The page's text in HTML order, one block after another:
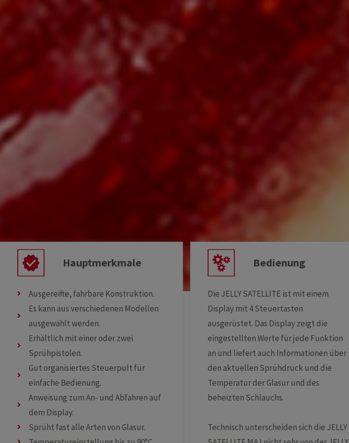
Hauptmerkmale
Ausgereifte, fahrbare Konstruktion.
Es kann aus verschiedenen Modellen
ausgewählt werden.
Erhältlich mit einer oder zwei
Sprühpistolen.
Gut organisiertes Steuerpult für
einfache Bedienung.
Anweisung zum An- und Abfahren auf
dem Display.
Sprüht fast alle Arten von Glasur.
Bedienung
Die JELLY SATELLITE ist mit einem
Display mit 4 Steuertasten
ausgerüstet. Das Display zeigt die
eingestellten Werte für jede Funktion
an und liefert auch Informationen über
den aktuellen Sprühdruck und die
Temperatur der Glasur und des
beheizten Schlauchs.
Technisch unterscheiden sich die JELLY